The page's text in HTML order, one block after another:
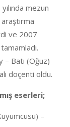
mezun
ve 2007
– Batı (Oğuz)
doçenti oldu.
eserleri;
–